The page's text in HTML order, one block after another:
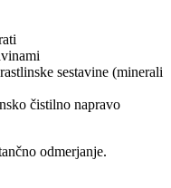
sestavine (minerali
čistilno napravo
odmerjanje.